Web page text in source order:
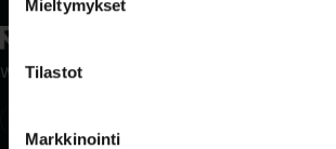
Mieltymykset
Tilastot
Markkinointi
We are obsessed with revenue growth.